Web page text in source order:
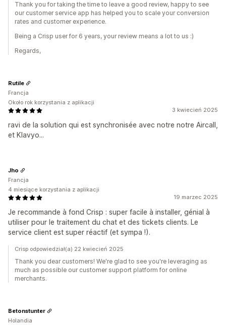
Thank you for taking the time to leave a good review, happy to see
our customer service app has helped you to scale your conversion
rates and customer experience.
Being a Crisp user for 6 years, your review means a lot to us :)
Regards,
3 kwiecień 2025
ravi de la solution qui est synchronisée avec notre notre Aircall,
et Klavyo...
Rutile
Francja
Około rok korzystania z aplikacji
19 marzec 2025
Je recommande à fond Crisp : super facile à installer, génial à
utiliser pour le traitement du chat et des tickets clients. Le
service client est super réactif (et sympa !).
Jho
Francja
4 miesiące korzystania z aplikacji
Crisp odpowiedział(a) 22 kwiecień 2025
Thank you dear customers! We're glad to see you're leveraging as
much as possible our customer support platform for online
merchants.
Betonstunter
Holandia